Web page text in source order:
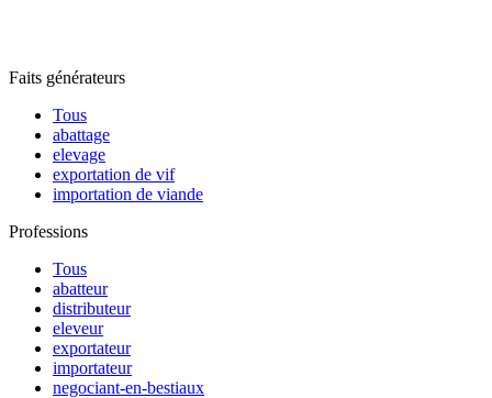
Faits générateurs
Tous
abattage
elevage
exportation de vif
importation de viande
Professions
Tous
abatteur
distributeur
eleveur
exportateur
importateur
negociant-en-bestiaux